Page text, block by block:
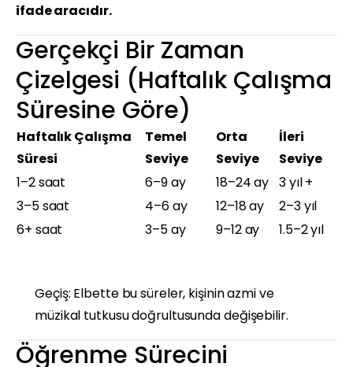
ifade aracıdır.
Gerçekçi Bir Zaman
Çizelgesi (Haftalık Çalışma
Süresine Göre)
Haftalık Çalışma
Süresi
Temel
Seviye
Orta
Seviye
İleri
Seviye
1–2 saat
6–9 ay 18–24 ay 3 yıl +
3–5 saat
4–6 ay 12–18 ay
2–3 yıl
6+ saat
3–5 ay 9–12 ay 1.5–2 yıl
Geçiş: Elbette bu süreler, kişinin azmi ve
müzikal tutkusu doğrultusunda değişebilir.
Öğrenme Sürecini